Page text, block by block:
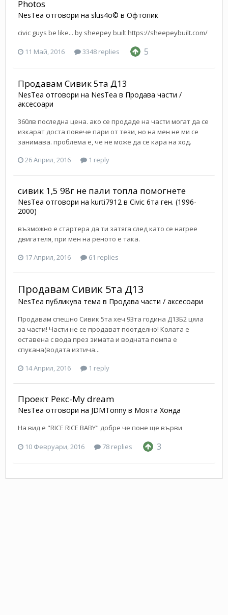
Photos
NesTea отговори на slus4o© в Офтопик
civic guys be like... by sheepey built https://sheepeybuilt.com/
11 Май, 2016 3348 replies 5
Продавам Сивик 5та Д13
NesTea отговори на NesTea в Продава части /
аксесоари
360лв последна цена. ако се продаде на части могат да се
изкарат доста повече пари от тези, но на мен не ми се
занимава. проблема е, че не може да се кара на ход.
26 Април, 2016
1 reply
сивик 1,5 98г не пали топла помогнете
NesTea отговори на kurti7912 в Civic 6та ген. (1996-
2000)
възможно е стартера да ти затяга след като се нагрее
двигателя, при мен на реното е така.
17 Април, 2016
61 replies
Продавам Сивик 5та Д13
NesTea публикува тема в Продава части / аксесоари
Продавам спешно Сивик 5та хеч 93та година Д13Б2 цяла
за части! Части не се продават поотделно! Колата е
оставена с вода през зимата и водната помпа е
спукана(водата изтича...
14 Април, 2016
1 reply
Проект Рекс-My dream
NesTea отговори на JDMTonny в Моята Хонда
На вид е "RICE RICE BABY" добре че поне ще върви
10 Февруари, 2016 78 replies 3